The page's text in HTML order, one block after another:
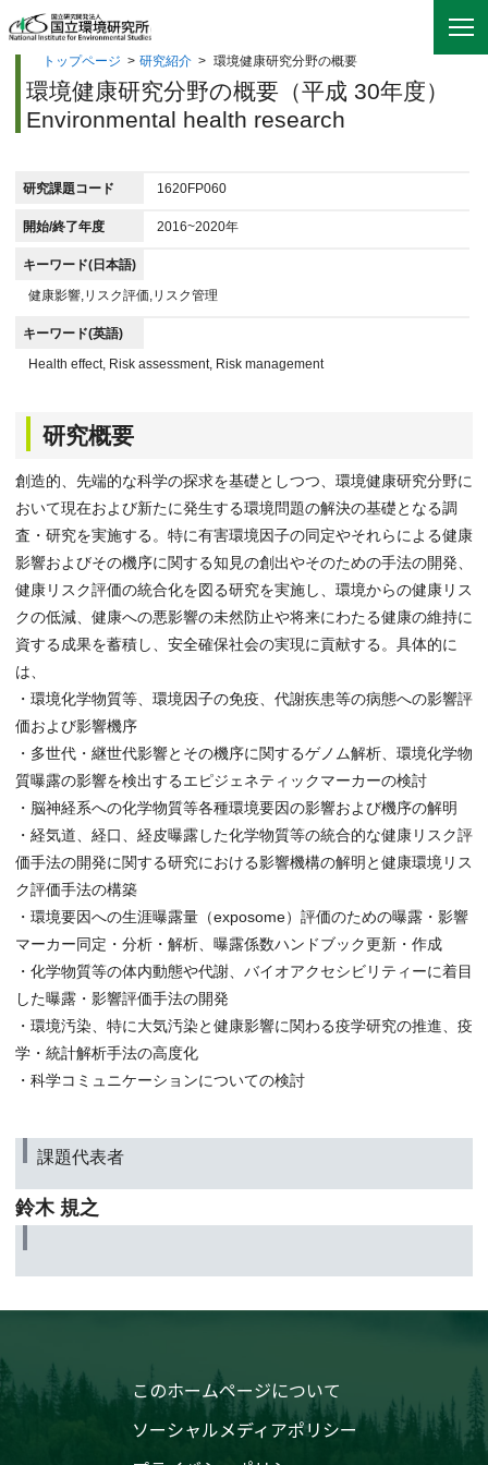
トップページ > 研究紹介 > 環境健康研究分野の概要
環境健康研究分野の概要（平成 30年度）
Environmental health research
研究課題コード 1620FP060
開始/終了年度 2016~2020年
キーワード(日本語)
健康影響,リスク評価,リスク管理
キーワード(英語)
Health effect, Risk assessment, Risk management
研究概要
創造的、先端的な科学の探求を基礎としつつ、環境健康研究分野に
おいて現在および新たに発生する環境問題の解決の基礎となる調
査・研究を実施する。特に有害環境因子の同定やそれらによる健康
影響およびその機序に関する知見の創出やそのための手法の開発、
健康リスク評価の統合化を図る研究を実施し、環境からの健康リス
クの低減、健康への悪影響の未然防止や将来にわたる健康の維持に
資する成果を蓄積し、安全確保社会の実現に貢献する。具体的に
は、
・環境化学物質等、環境因子の免疫、代謝疾患等の病態への影響評
価および影響機序
・多世代・継世代影響とその機序に関するゲノム解析、環境化学物
質曝露の影響を検出するエピジェネティックマーカーの検討
・脳神経系への化学物質等各種環境要因の影響および機序の解明
・経気道、経口、経皮曝露した化学物質等の統合的な健康リスク評
価手法の開発に関する研究における影響機構の解明と健康環境リス
ク評価手法の構築
・環境要因への生涯曝露量（exposome）評価のための曝露・影響
マーカー同定・分析・解析、曝露係数ハンドブック更新・作成
・化学物質等の体内動態や代謝、バイオアクセシビリティーに着目
した曝露・影響評価手法の開発
・環境汚染、特に大気汚染と健康影響に関わる疫学研究の推進、疫
学・統計解析手法の高度化
・科学コミュニケーションについての検討
課題代表者
鈴木 規之
このホームページについて
ソーシャルメディアポリシー